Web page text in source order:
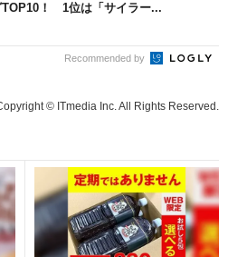
TOP10！ 1位は「サイラー...
Recommended by
© ITmedia Inc. All Rights Reserved.